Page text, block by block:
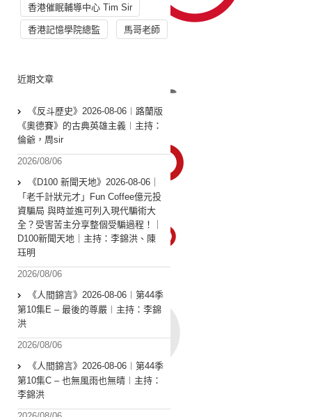
香港催眠輔導中心 Tim Sir
香港記憶學院總監 馬哥老師
近期文章
《反斗歷史》2026-08-06︱路蘭版
《奧德賽》的古典英雄主義︱主持：
倫爺，周sir
2026/08/06
《D100 新聞天地》2026-08-06｜
「老千計狀元才」Fun Coffee億元投
資騙局 與時並進可列入現代騙術大
全？受害苦主分享整個受騙過程！｜
D100新聞天地｜主持：李錦洪、陳
珏明
2026/08/06
《人間錦言》2026-08-06︱第44季
第10集E – 最後的尊嚴︱主持：李錦
洪
2026/08/06
《人間錦言》2026-08-06︱第44季
第10集C – 也無風雨也無晴︱主持：
李錦洪